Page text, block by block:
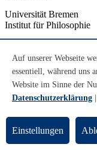
Universität Bremen
Institut für Philosophie
Postfach 330 440
Enrique-Schmidt-Str. 7
Seminar- und
verfügungsgebäude
28359 Bremen
Aktualisiert von: Elke
Auf unserer Webseite
essentiell, während uns
Website im Sinne der
Datenschutzerklärung
Einstellungen